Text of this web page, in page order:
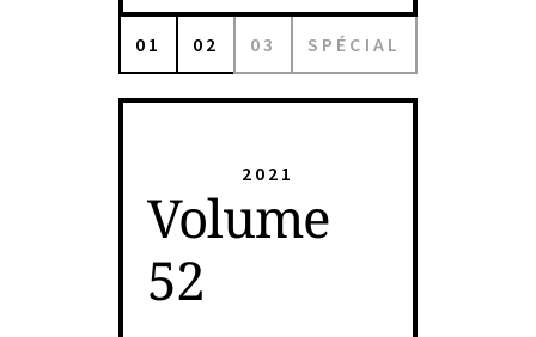
01 02 03 SPÉCIAL
2021
Volume
52